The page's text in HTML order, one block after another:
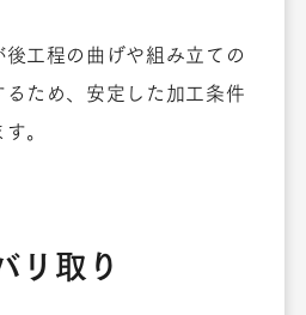
後工程の曲げや組み立ての
ため、安定した加工条件
。
リ取り